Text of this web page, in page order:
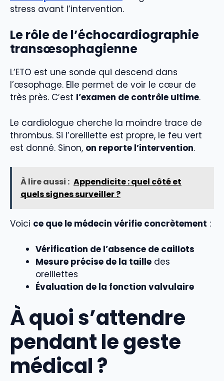
stress avant l’intervention.
Le rôle de l’échocardiographie
transœsophagienne
L’ETO est une sonde qui descend dans
l’œsophage. Elle permet de voir le cœur de
très près. C’est l’examen de contrôle ultime.
Le cardiologue cherche la moindre trace de
thrombus. Si l’oreillette est propre, le feu vert
est donné. Sinon, on reporte l’intervention.
À lire aussi : Appendicite : quel côté et
quels signes surveiller ?
Voici ce que le médecin vérifie concrètement :
Vérification de l’absence de caillots
Mesure précise de la taille des
oreillettes
Évaluation de la fonction valvulaire
À quoi s’attendre
pendant le geste
médical ?